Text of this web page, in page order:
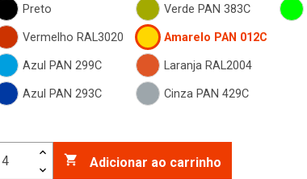
Preto
Vermelho RAL3020
Azul PAN 299C
Azul PAN 293C
Verde PAN 383C
Amarelo PAN 012C
Laranja RAL2004
Cinza PAN 429C
 Adicionar ao carrinho